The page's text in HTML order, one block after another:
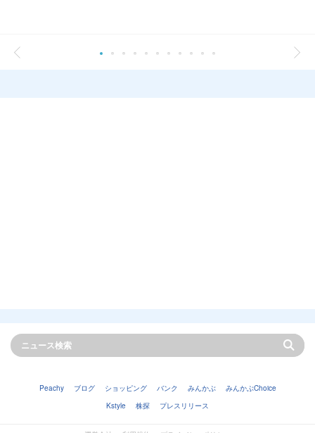
Peachy ブログ ショッピング バンク みんかぶ
みんかぶChoice
Kstyle
株探 プレスリリース